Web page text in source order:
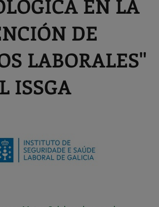
EN LA
DE
LABORALES"
ISSGA